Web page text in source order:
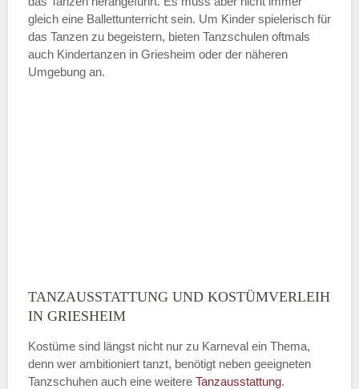
Samstag
gleich eine Ballettunterricht sein. Um Kinder spielerisch für
das Tanzen zu begeistern, bieten Tanzschulen oftmals
auch Kindertanzen in Griesheim oder der näheren
Umgebung an.
TANZAUSSTATTUNG UND KOSTÜMVERLEIH
IN GRIESHEIM
Kostüme sind längst nicht nur zu Karneval ein Thema,
denn wer ambitioniert tanzt, benötigt neben geeigneten
Tanzschuhen auch eine weitere Tanzausstattung.